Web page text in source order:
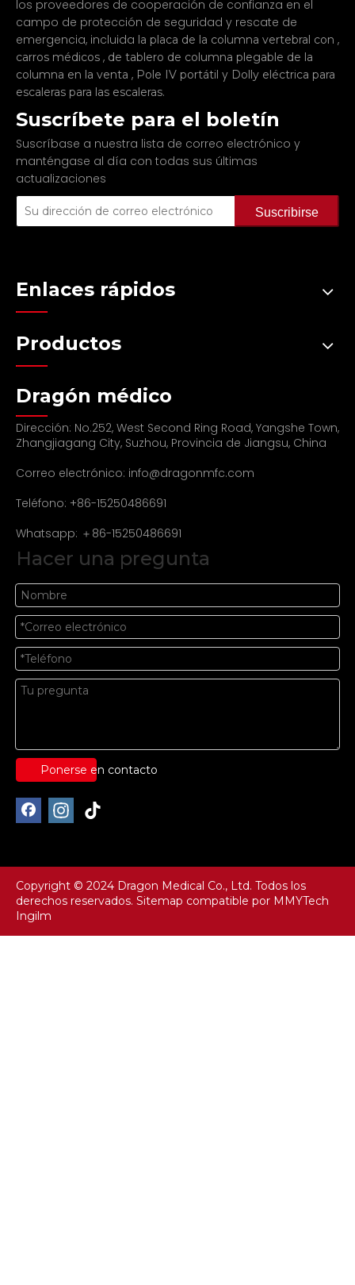
los proveedores de cooperación de confianza en el
campo de protección de seguridad y rescate de
emergencia, incluida la placa de la columna vertebral con ,
carros médicos , de tablero de columna plegable de la
columna en la venta , Pole IV portátil y Dolly eléctrica para
escaleras para las escaleras.
Suscríbete para el boletín
Suscríbase a nuestra lista de correo electrónico y
manténgase al día con todas sus últimas
actualizaciones
Suscribirse
Enlaces rápidos
Productos
Dragón médico
Dirección: No.252, West Second Ring Road, Yangshe Town,
Zhangjiagang City, Suzhou, Provincia de Jiangsu, China
Correo electrónico: info@dragonmfc.com
Teléfono: +86-15250486691
Whatsapp: ＋86-15250486691
Hacer una pregunta
Ponerse en contacto
Copyright © 2024 Dragon Medical Co., Ltd. Todos los
derechos reservados. Sitemap compatible por MMYTech
Ingilm